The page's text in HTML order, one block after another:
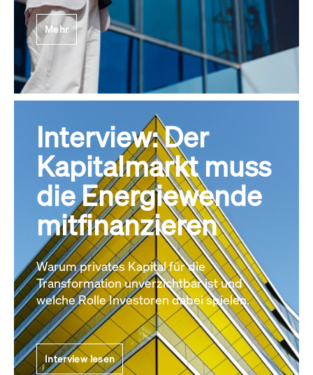
Mehr
Interview: Der
Kapitalmarkt muss
die Energiewende
mitfinanzieren
Warum privates Kapital für die
Transformation unverzichtbar ist und
welche Rolle Investoren dabei spielen.
Interview lesen